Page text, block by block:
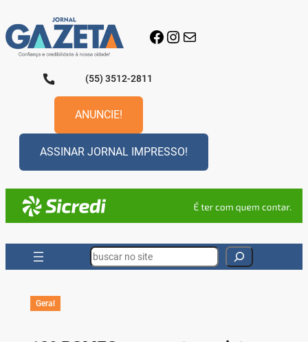
para
o
conteúdo
Facebook
Instagram
E-mail
(55) 3512-2811
ANUNCIE!
ASSINAR JORNAL IMPRESSO!
Search
Geral